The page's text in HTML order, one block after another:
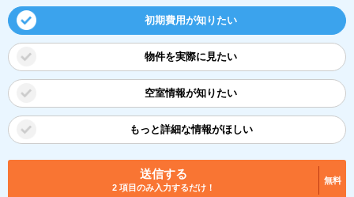
初期費用が知りたい
物件を実際に見たい
空室情報が知りたい
もっと詳細な情報がほしい
送信する
2 項目のみ入力するだけ！
無料